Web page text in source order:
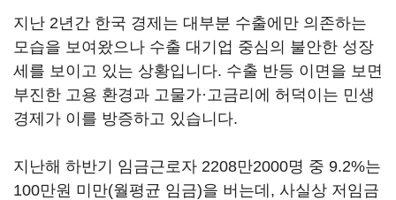
지난 2년간 한국 경제는 대부분 수출에만 의존하는
모습을 보여왔으나 수출 대기업 중심의 불안한 성장
세를 보이고 있는 상황입니다. 수출 반등 이면을 보면
부진한 고용 환경과 고물가·고금리에 허덕이는 민생
경제가 이를 방증하고 있습니다.
지난해 하반기 임금근로자 2208만2000명 중 9.2%는
100만원 미만(월평균 임금)을 버는데, 사실상 저임금